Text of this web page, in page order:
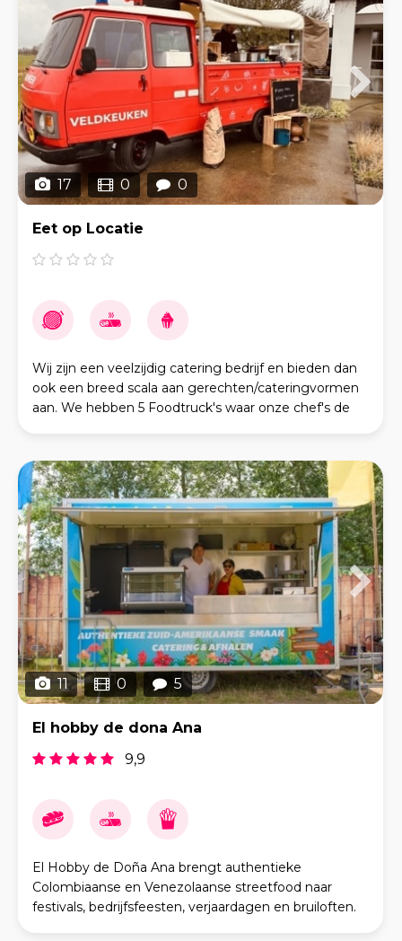
17 0 0
Eet op Locatie
Wij zijn een veelzijdig catering bedrijf en bieden dan
ook een breed scala aan gerechten/cateringvormen
aan. We hebben 5 Foodtruck's waar onze chef's de
11 0 5
El hobby de dona Ana
9,9
El Hobby de Doña Ana brengt authentieke
Colombiaanse en Venezolaanse streetfood naar
festivals, bedrijfsfeesten, verjaardagen en bruiloften.